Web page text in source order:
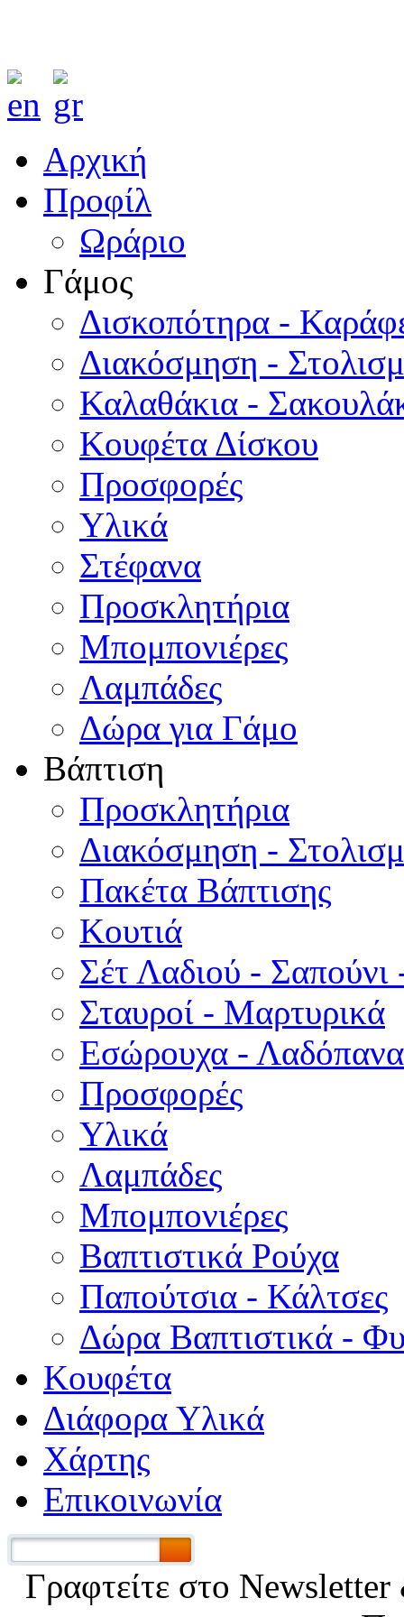
Αρχική
Προφίλ
Ωράριο
Γάμος
Δισκοπότηρα -
Διακόσμηση -
Καλαθάκια -
Κουφέτα Δίσκου
Προσφορές
Υλικά
Στέφανα
Προσκλητήρια
Μπομπονιέρες
Λαμπάδες
Δώρα για Γάμο
Βάπτιση
Προσκλητήρια
Διακόσμηση -
Πακέτα Βάπτισης
Κουτιά
Σέτ Λαδιού - Σαπούνι
Σταυροί - Μαρτυρικά
Εσώρουχα -
Προσφορές
Υλικά
Λαμπάδες
Μπομπονιέρες
Βαπτιστικά Ρούχα
Παπούτσια - Κάλτσες
Δώρα Βαπτιστικά -
Κουφέτα
Διάφορα Υλικά
Χάρτης
Επικοινωνία
Γραφτείτε στο Νewsletter